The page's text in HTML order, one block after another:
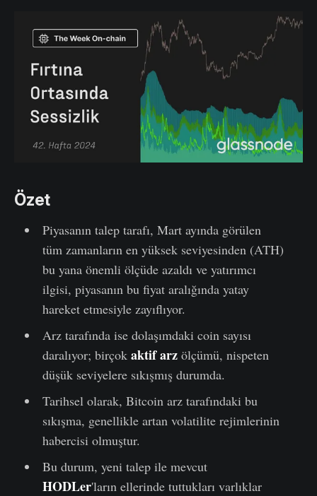
Özet
Piyasanın talep tarafı, Mart ayında görülen
tüm zamanların en yüksek seviyesinden (ATH)
bu yana önemli ölçüde azaldı ve yatırımcı
ilgisi, piyasanın bu fiyat aralığında yatay
hareket etmesiyle zayıflıyor.
Arz tarafında ise dolaşımdaki coin sayısı
daralıyor; birçok aktif arzölçümü, nispeten
düşük seviyelere sıkışmış durumda.
Tarihsel olarak, Bitcoin arz tarafındaki bu
sıkışma, genellikle artan volatilite rejimlerinin
habercisi olmuştur.
Bu durum, yeni talep ile mevcut
HODLer'ların ellerinde tuttukları varlıklar